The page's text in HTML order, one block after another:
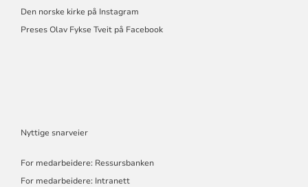
Den norske kirke på Instagram
Preses Olav Fykse Tveit på Facebook
Nyttige snarveier
For medarbeidere: Ressursbanken
For medarbeidere: Intranett